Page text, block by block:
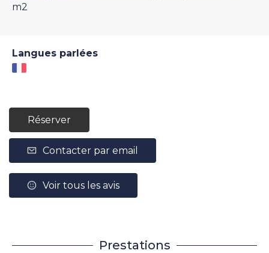
m2
Langues parlées
Réserver
Contacter par email
Voir tous les avis
Prestations